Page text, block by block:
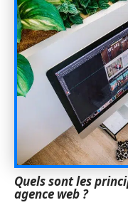
Quels sont les
agence web ?